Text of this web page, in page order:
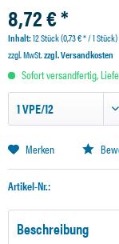
8,72 € *
Inhalt:12 Stück (0,73 € * / 1 Stück)
zzgl. MwSt.zzgl. Versandkosten
Sofort versandfertig,
Merken
Artikel-Nr.:
Beschreibung